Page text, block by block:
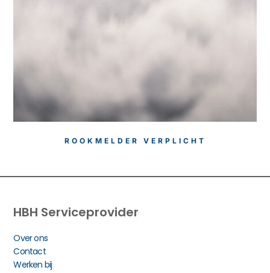
ROOKMELDER VERPLICHT
HBH Serviceprovider
Over ons
Contact
Werken bij